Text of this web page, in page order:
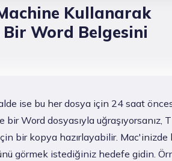
Kullanarak
Word Belgesini
ise bu her dosya için 24 saat
Word dosyasıyla uğraşıyorsanız,
bir kopya hazırlayabilir. Mac'inizde
görmek istediğiniz hedefe gidin.